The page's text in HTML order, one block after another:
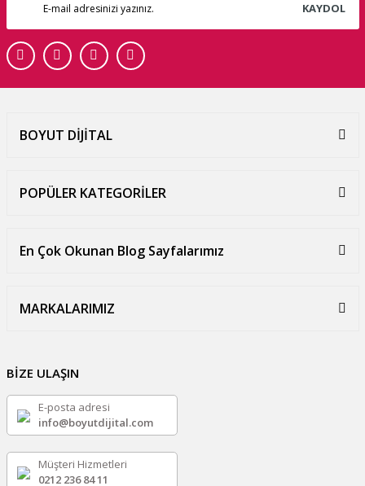
KAYDOL
BOYUT DİJİTAL
POPÜLER KATEGORİLER
En Çok Okunan Blog Sayfalarımız
MARKALARIMIZ
BİZE ULAŞIN
E-posta adresi
info@boyutdijital.com
Müşteri Hizmetleri
0212 236 84 11